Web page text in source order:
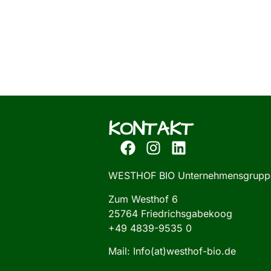
KONTAKT
WESTHOF BIO
Zum Westhof 6
25764 Friedrichsgabekoog
+49 4839-9535 0
Mail: Info(at)westhof-bio.de